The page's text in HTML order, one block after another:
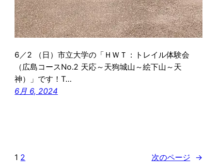
6／2 （日）市立大学の「ＨＷＴ：トレイル体験会
（広島コースNo.2 天応～天狗城山～絵下山～天
神）」です！T…
6月 6, 2024
1 2 次のページ →